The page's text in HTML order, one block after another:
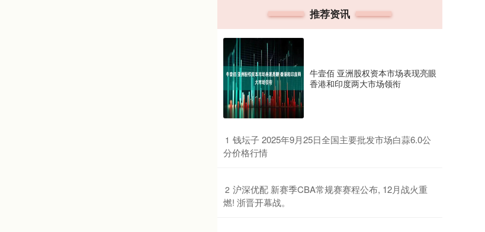
推荐资讯
牛壹佰 亚洲股权资本市场表现亮眼
香港和印度两大市场领衔
1 ​钱坛子 2025年9月25日全国主要批发市场白蒜6.0公
分价格行情
2 ​沪深优配 新赛季CBA常规赛赛程公布, 12月战火重
燃! 浙晋开幕战。